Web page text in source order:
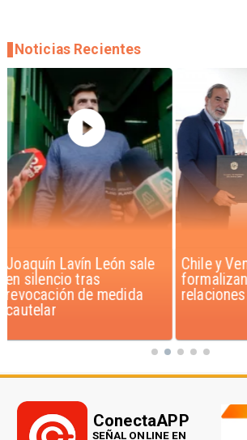
Chile y Venezuela
formalizan reinicio de
relaciones consulares
Feriantes
dichos
sobre
Noticias Recientes
ConectaAPP
SEÑAL ONLINE EN